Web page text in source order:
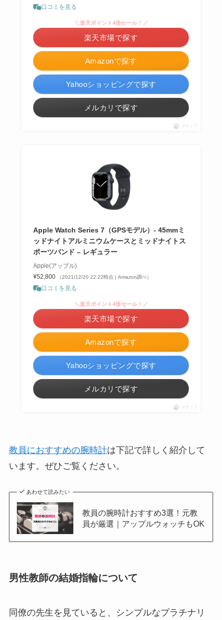
口コミを見る
Amazonで探す
＼楽天ポイント4倍セール！／
楽天市場で探す
Yahooショッピングで探す
メルカリで探す
ポチップ
Apple Watch Series 7（GPSモデル）- 45mmミ
ッドナイトアルミニウムケースとミッドナイトス
ポーツバンド – レギュラー
Apple(アップル)
¥52,800
（2021/12/20 22:22時点 | Amazon調べ）
口コミを見る
Amazonで探す
＼楽天ポイント4倍セール！／
楽天市場で探す
Yahooショッピングで探す
メルカリで探す
ポチップ
教員におすすめの腕時計は下記で詳しく紹介して
います。ぜひご覧ください。
あわせて読みたい
教員の腕時計おすすめ3選！元教
員が厳選｜アップルウォッチもOK
男性教師の結婚指輪について
同僚の先生を見ていると、シンプルなプラチナリ